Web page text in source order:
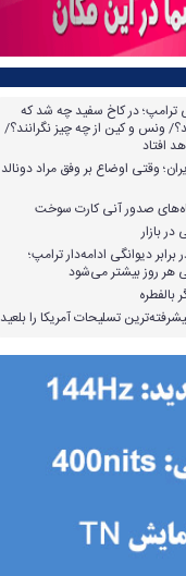
ترامپ؛ در کاخ سفید چه شد که
ونس و کین از چه چیز نگرانند؟/
افتاد
وقتی اوضاع بر وفق مراد دونالد
بازار
برابر دیوانگی ادامه‌دار ترامپ؛
هر روز بیشتر می‌شود
بالفطره
تسلیحات آمریکا را بلعید